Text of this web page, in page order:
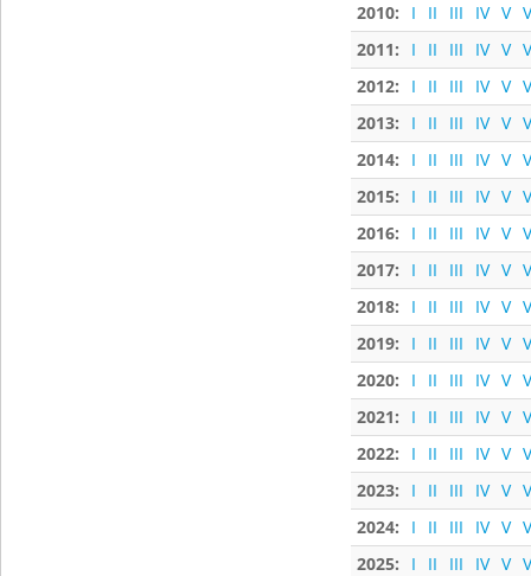
2010:
I II III IV V
2011:
I II III IV V
2012:
I II III IV V
2013:
I II III IV V
2014:
I II III IV V
2015:
I II III IV V
2016:
I II III IV V
2017:
I II III IV V
2018:
I II III IV V
2019:
I II III IV V
2020:
I II III IV V
2021:
I II III IV V
2022:
I II III IV V
2023:
I II III IV V
2024:
I II III IV V
2025:
I II III IV V